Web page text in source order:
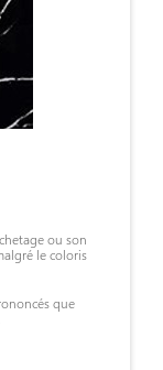
ou son
le coloris
que